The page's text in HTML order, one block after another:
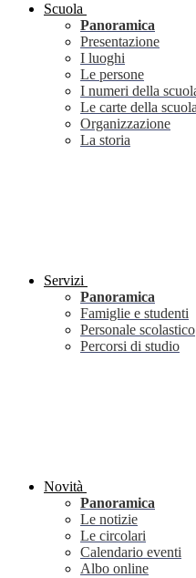
Scuola
Panoramica
Presentazione
I luoghi
Le persone
I numeri della
Le carte della scuola
Organizzazione
La storia
Servizi
Panoramica
Famiglie e studenti
Personale scolastico
Percorsi di studio
Novità
Panoramica
Le notizie
Le circolari
Calendario eventi
Albo online